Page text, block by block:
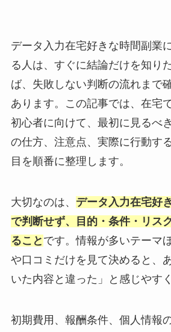
データ入力在宅好きな時間副業
る人は、すぐに結論だけを知り
ば、失敗しない判断の流れまで
あります。この記事では、在宅
初心者に向けて、最初に見るべ
の仕方、注意点、実際に行動す
目を順番に整理します。
大切なのは、 データ入力在宅好
で判断せず、目的・条件・リス
ること です。情報が多いテーマ
や口コミだけを見て決めると、
いた内容と違った」と感じやす
初期費用、報酬条件、個人情報